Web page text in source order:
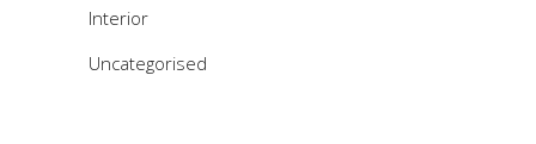
Interior
Uncategorised